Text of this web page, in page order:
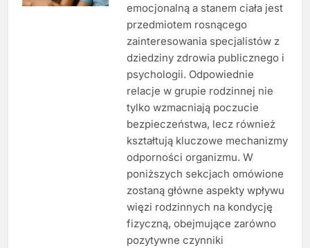
emocjonalną a stanem ciała jest
przedmiotem rosnącego
zainteresowania specjalistów z
dziedziny zdrowia publicznego i
psychologii. Odpowiednie
relacje w grupie rodzinnej nie
tylko wzmacniają poczucie
bezpieczeństwa, lecz również
kształtują kluczowe mechanizmy
odporności organizmu. W
poniższych sekcjach omówione
zostaną główne aspekty wpływu
więzi rodzinnych na kondycję
fizyczną, obejmujące zarówno
pozytywne czynniki